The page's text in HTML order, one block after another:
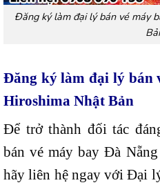
Đăng ký làm đại lý bán vé máy
Đăng ký làm đại lý bán
Hiroshima Nhật Bản
Để trở thành đối tác
bán vé máy bay Đà
hãy liên hệ ngay với Đại